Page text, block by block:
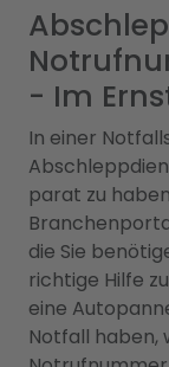
- Im
In einer
parat zu
die Sie
richtige Hilfe
eine
Notfall haben,